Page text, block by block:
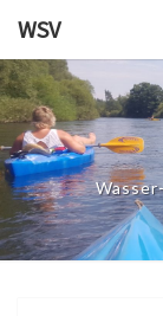
WSV